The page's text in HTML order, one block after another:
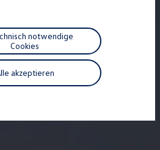
Ladekabel
Ihr Modell finden
Apps, Login und Shop
Fahrzeug verbinden
akzeptieren
notwendige
Cookies